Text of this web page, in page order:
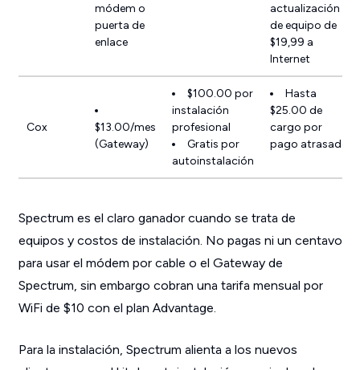
módem o
puerta de
enlace
actualización
de equipo de
$19,99 a
Internet
Cox
$13.00/mes
(Gateway)
$100.00 por
instalación
profesional
Gratis por
autoinstalación
Hasta
$25.00 de
cargo por
pago atrasado
Spectrum es el claro ganador cuando se trata de
equipos y costos de instalación. No pagas ni un centavo
para usar el módem por cable o el Gateway de
Spectrum, sin embargo cobran una tarifa mensual por
WiFi de $10 con el plan Advantage.
Para la instalación, Spectrum alienta a los nuevos